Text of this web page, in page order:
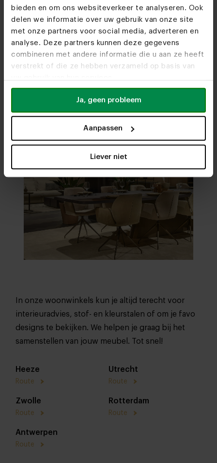
bieden en om ons websiteverkeer te analyseren. Ook
delen we informatie over uw gebruik van onze site
met onze partners voor social media, adverteren en
analyse. Deze partners kunnen deze gegevens
combineren met andere informatie die u aan ze heeft
verstrekt of die ze hebben verzameld op basis van
Ja, geen probleem
Aanpassen
Liever niet
Kom je snel eens
langs?
In onze woonwinkels kun je altijd terecht voor
interieuradvies, stof- en kleurstalen of om je favo
designs te bekijken. We helpen je graag bij het
samenstellen van jouw meubel. Tot snel!
Heeze
Route
Utrecht
Route
Zwolle
Route
Rotterdam
Route
Antwerpen
Route
Bezoekonze woonwinkels